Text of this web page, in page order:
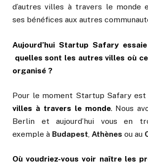
d’autres villes à travers le monde
ses bénéfices aux autres
Aujourd’hui Startup Safary
quelles sont les autres villes où
organisé ?
Pour le moment Startup Safary est
villes à travers le monde. Nous
Berlin et aujourd’hui vous en
exemple à Budapest Athènes ou au
Où voudriez-vous voir naître les